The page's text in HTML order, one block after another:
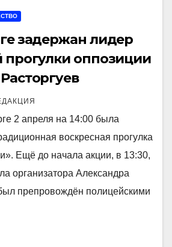
задержан лидер
прогулки оппозиции
2 апреля на 14:00 была
воскресная прогулка
Ещё до начала акции, в 13:30,
организатора Александра
препровождён полицейскими